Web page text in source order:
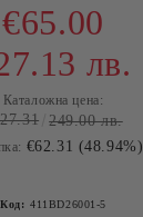
€65.00
лв.
Каталожна цена:
249.00 лв.
€62.31 (48.94%)
Код: 411BD26001-5